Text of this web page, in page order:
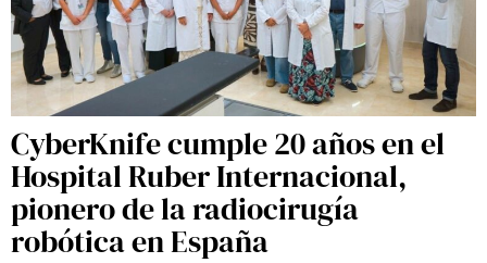
CyberKnife cumple 20 años en el
Hospital Ruber Internacional,
pionero de la radiocirugía
robótica en España